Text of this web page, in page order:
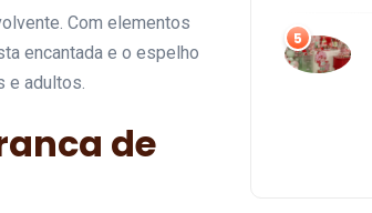
Com elementos
encantada e o espelho
e adultos.
de
5